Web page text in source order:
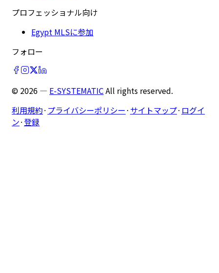
プロフェッショナル向け
Egypt MLSに参加
フォロー
© 2026 — E-SYSTEMATICAll rights reserved.
利用規約· プライバシーポリシー · サイトマップ· ログイ
ン·登録